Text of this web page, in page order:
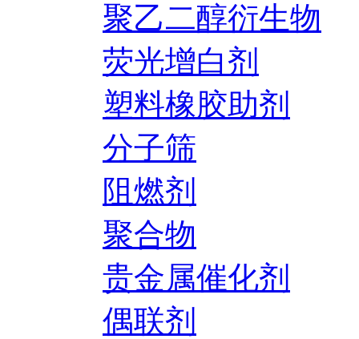
聚乙二醇衍生物
荧光增白剂
塑料橡胶助剂
分子筛
阻燃剂
聚合物
贵金属催化剂
偶联剂